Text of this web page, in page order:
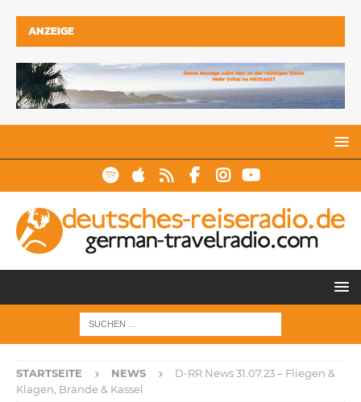
ANZEIGE
STARTSEITE NEWS
D-RR News 31.07.23 – Fliegen &
Klagen, Brände & Kassel